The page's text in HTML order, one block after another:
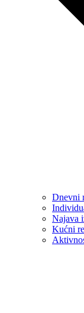
Dnevni
Najava
Kućni